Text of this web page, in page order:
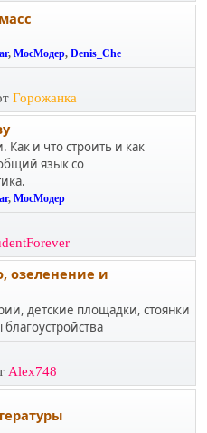
, МосМодер, Denis_Che
Горожанка
Как и что строить и как
язык со
, МосМодер
озеленение и
детские площадки, стоянки
Alex748